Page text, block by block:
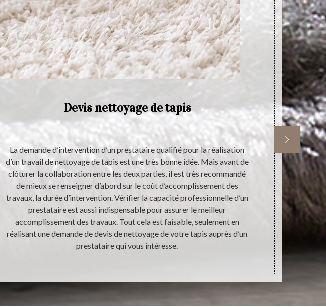
Devis nettoyage de tapis
La demande d’intervention d’un prestataire qualifié pour la réalisation
d’un travail de nettoyage de tapis est une très bonne idée. Mais avant de
clôturer la collaboration entre les deux parties, il est très recommandé
de mieux se renseigner d’abord sur le coût d’accomplissement des
travaux, la durée d’intervention. Vérifier la capacité professionnelle d’un
prestataire est aussi indispensable pour assurer le meilleur
accomplissement des travaux. Tout cela est faisable, seulement en
réalisant une demande de devis de nettoyage de votre tapis auprès d’un
prestataire qui vous intéresse.
Le tapis
de la
votre
vigilance
la
de